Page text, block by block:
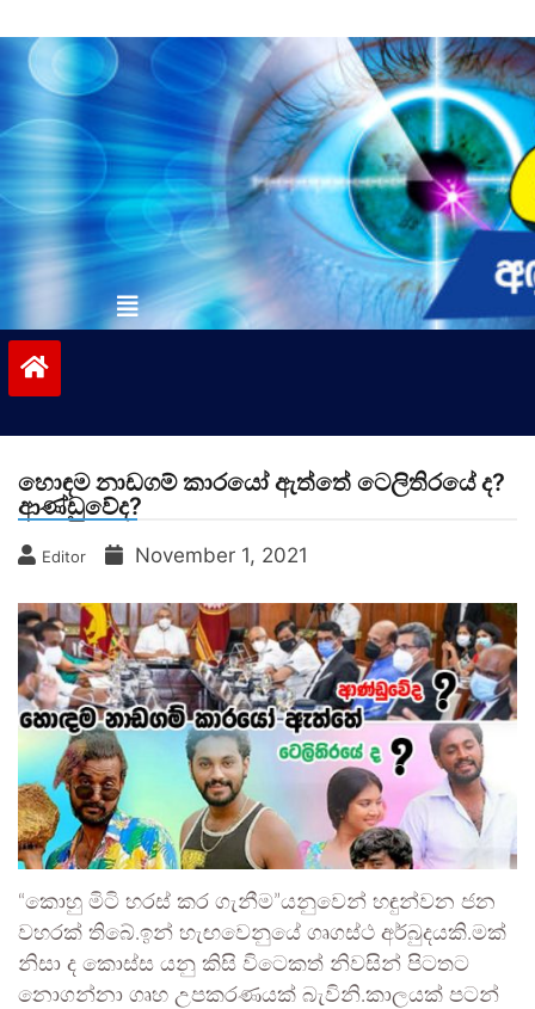
to
contentvinivida.lk
හොඳම නාඩගම් කාරයෝ ඇත්තේ ටෙලිතිරයේ ද?
ආණ්ඩුවේද?
Editor November 1, 2021
“කොහු මිටි හරස් කර ගැනීම”යනුවෙන් හඳුන්වන ජන
වහරක් තිබේ.ඉන් හැඟවෙනුයේ ගෘගස්ථ අර්බුදයකි.මක්
නිසා ද කොස්ස යනු කිසි විටෙකත් නිවසින් පිටතට
නොගන්නා ගෘහ උපකරණයක් බැවිනි.කාලයක් පටන්